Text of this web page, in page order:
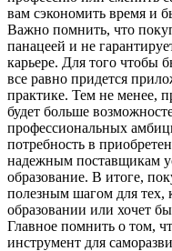
вам сэкономить время и
Важно помнить, что
панацеей и не
карьере. Для того чтобы
все равно придется
практике. Тем не менее,
будет больше
профессиональных
потребность в
надежным поставщикам
образование. В итоге,
полезным шагом для тех,
образовании или хочет
Главное помнить о том,
инструмент для